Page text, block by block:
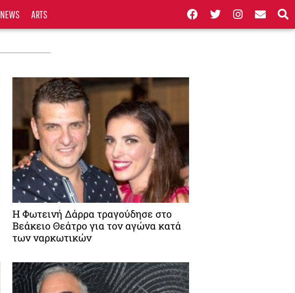
NEWS ARTS
Η Φωτεινή Δάρρα τραγούδησε στο
Βεάκειο Θεάτρο για τον αγώνα κατά
των ναρκωτικών